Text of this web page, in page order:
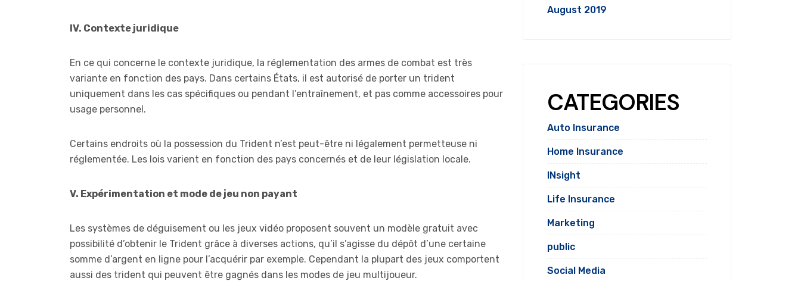
IV. Contexte juridique
En ce qui concerne le contexte juridique, la réglementation des armes de combat est très
variante en fonction des pays. Dans certains États, il est autorisé de porter un trident
uniquement dans les cas spécifiques ou pendant l’entraînement, et pas comme accessoires pour
usage personnel.
Certains endroits où la possession du Trident n’est peut-être ni légalement permetteuse ni
réglementée. Les lois varient en fonction des pays concernés et de leur législation locale.
V. Expérimentation et mode de jeu non payant
Les systèmes de déguisement ou les jeux vidéo proposent souvent un modèle gratuit avec
possibilité d’obtenir le Trident grâce à diverses actions, qu’il s’agisse du dépôt d’une certaine
somme d’argent en ligne pour l’acquérir par exemple. Cependant la plupart des jeux comportent
aussi des trident qui peuvent être gagnés dans les modes de jeu multijoueur.
August 2019
CATEGORIES
Auto Insurance
Home Insurance
INsight
Life Insurance
Marketing
public
Social Media